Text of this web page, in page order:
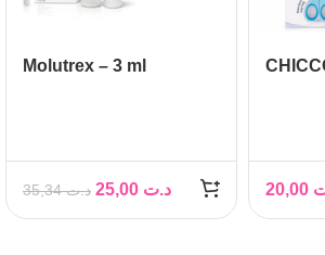
Molutrex – 3 ml
د.ت35,34 د.ت